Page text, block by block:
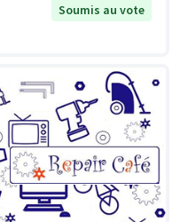
Soumis au vote